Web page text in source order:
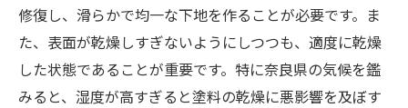
修復し、滑らかで均一な下地を作ることが必要です。ま
た、表面が乾燥しすぎないようにしつつも、適度に乾燥
した状態であることが重要です。特に奈良県の気候を鑑
みると、湿度が高すぎると塗料の乾燥に悪影響を及ぼす